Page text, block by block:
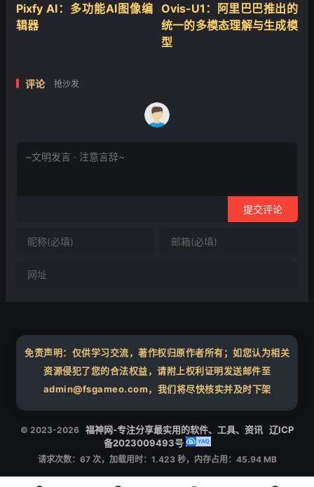
Pixfy AI：多功能AI图像编
辑器
Ovis-U1：阿里巴巴推出的
统一的多模态理解与生成模
型
评论 抢沙发
提交评论
免责声明：仅供学习交流，著作权归原作者所有；如您认为相关
资源侵犯了您的合法权益，请附上权利证明发送邮件至
admin@fsgameo.com，我们将尽快核实并及时下架
© 2023-2026 福神网-专注分享最实用的软件、工具、资讯 辽ICP
备2023009493号
请求次数：67 次，加载用时：1.423 秒，内存占用：45.94 MB